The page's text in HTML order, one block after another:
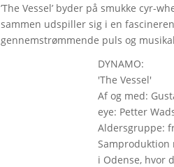
’The Vessel’ byder på smukke cyr-
sammen udspiller sig i en
gennemstrømmende puls og
DYNAMO:
'The Vessel'
Af og med:
eye: Petter
Aldersgruppe:
Samproduktion
i Odense, hvor